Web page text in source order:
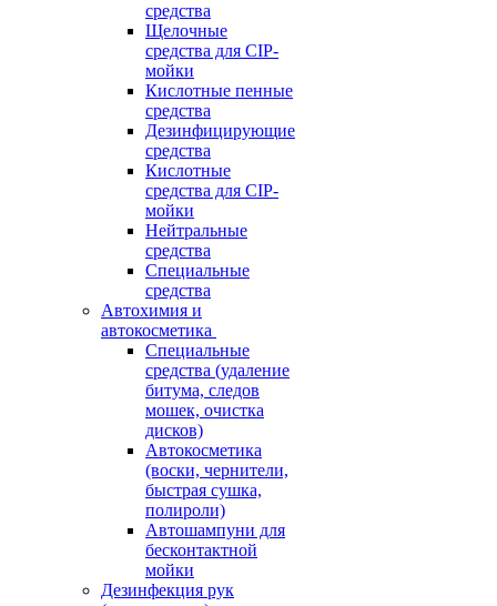
средства
Щелочные
средства для CIP-
мойки
Кислотные пенные
средства
Дезинфицирующие
средства
Кислотные
средства для CIP-
мойки
Нейтральные
средства
Специальные
средства
Автохимия и
автокосметика
Специальные
средства (удаление
битума, следов
мошек, очистка
дисков)
Автокосметика
(воски, чернители,
быстрая сушка,
полироли)
Автошампуни для
бесконтактной
мойки
Дезинфекция рук